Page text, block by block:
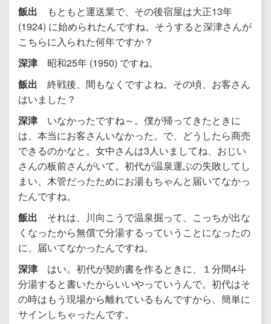
飯出
もともと運送業で、その後宿屋は大正13年
(1924) に始められたんですね。そうすると深津さんが
こちらに入られた何年ですか？
深津 昭和25年 (1950) ですね。
飯出 終戦後、間もなくですよね。その頃、お客さん
はいました？
深津 いなかったですね～。僕が帰ってきたときに
は、本当にお客さんいなかった。で、どうしたら商売
できるのかなと。女中さんは3人いましてね、おじい
さんの板前さんがいて。初代が温泉運ぶの失敗してし
まい、木管だったためにお湯もちゃんと届いてなかっ
たんですね。
飯出 それは、川向こうで温泉掘って、こっちが出な
くなったから無償で分湯するっていうことになったの
に、届いてなかったんですね。
深津 はい。初代が契約書を作るときに、１分間4斗
分湯すると書いたからいいやっていうんで。初代はそ
の時はもう現場から離れているもんですから、簡単に
サインしちゃったんです。